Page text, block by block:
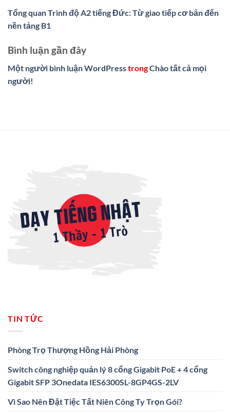
Tổng quan Trình độ A2 tiếng Đức: Từ giao tiếp cơ bản đến
nền tảng B1
Bình luận gần đây
Một người bình luận WordPresstrongChào tất cả mọi
người!
TIN TỨC
Phòng Trọ Thượng Hồng Hải Phòng
Switch công nghiệp quản lý 8 cổng Gigabit PoE + 4 cổng
Gigabit SFP 3Onedata IES6300SL-8GP4GS-2LV
Vì Sao Nên Đặt Tiệc Tất Niên Công Ty Trọn Gói?